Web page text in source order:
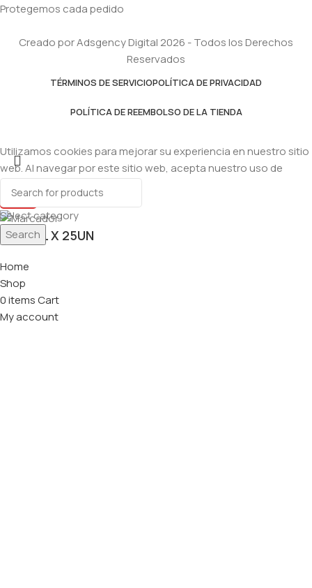
Protegemos cada pedido
Creado por Adsgency Digital 2026 - Todos los Derechos
Reservados
TÉRMINOS DE SERVICIOPOLÍTICA DE PRIVACIDAD
POLÍTICA DE REEMBOLSO DE LA TIENDA
Select category
Search
Utilizamos cookies para mejorar su experiencia en nuestro sitio
web. Al navegar por este sitio web, acepta nuestro uso de
cookies.
Accept
SAL 2KL X 25UN
Home
Shop
0itemsCart
My account